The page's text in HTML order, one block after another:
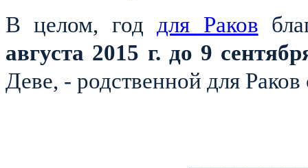
В целом, год для Раков
августа 2015 г. до 9
Деве, - родственной для Раков